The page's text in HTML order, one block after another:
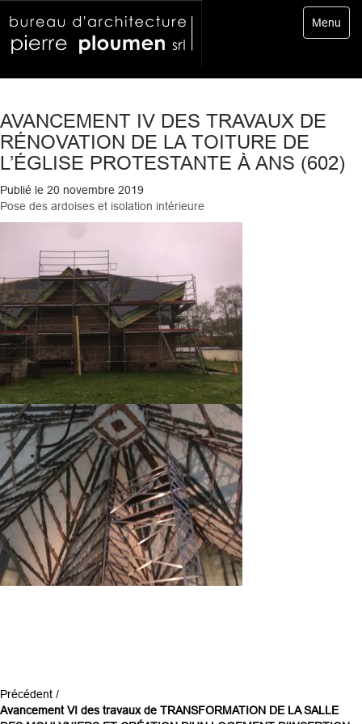
Toggle
Menu
AVANCEMENT IV DES TRAVAUX DE
RÉNOVATION DE LA TOITURE DE
L’ÉGLISE PROTESTANTE À ANS (602)
Publié le 20 novembre 2019
Pose des ardoises et isolation intérieure
Précédent /
Avancement VI des travaux de TRANSFORMATION DE LA SALLE